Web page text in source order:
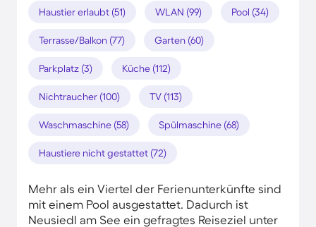
Haustier erlaubt (51) WLAN (99) Pool (34)
Terrasse/Balkon (77) Garten (60)
Parkplatz (3) Küche (112)
Nichtraucher (100) TV (113)
Waschmaschine (58) Spülmaschine (68)
Haustiere nicht gestattet (72)
Mehr als ein Viertel der Ferienunterkünfte sind
mit einem Pool ausgestattet. Dadurch ist
Neusiedl am See ein gefragtes Reiseziel unter